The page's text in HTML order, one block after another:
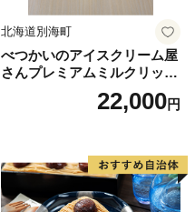
北海道別海町
べつかいのアイスクリーム屋
さんプレミアムミルクリッチ
12個（AP-01）（ 北海道アイ
ス 北海道産アイス アイス ア
道産アイス 道産アイスクリ
ーム ギフト 詰合せ 詰め合わ
せ ふるさと納税 ）
22,000円